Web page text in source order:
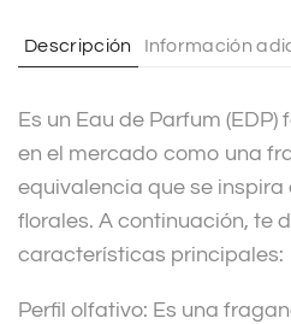
i
e
:
Descripción Información
Es un Eau de Parfum
en el mercado como una
equivalencia que se
florales. A continuación, te
características principales:
Perfil olfativo: Es una